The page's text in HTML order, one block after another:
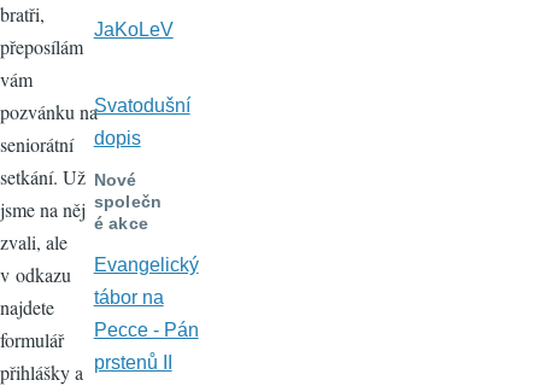
bratři,
přeposílám
vám
pozvánku na
seniorátní
setkání. Už
jsme na něj
zvali, ale
v odkazu
najdete
formulář
přihlášky a
JaKoLeV
Svatodušní
dopis
Nové
společn
é akce
Evangelický
tábor na
Pecce - Pán
prstenů II